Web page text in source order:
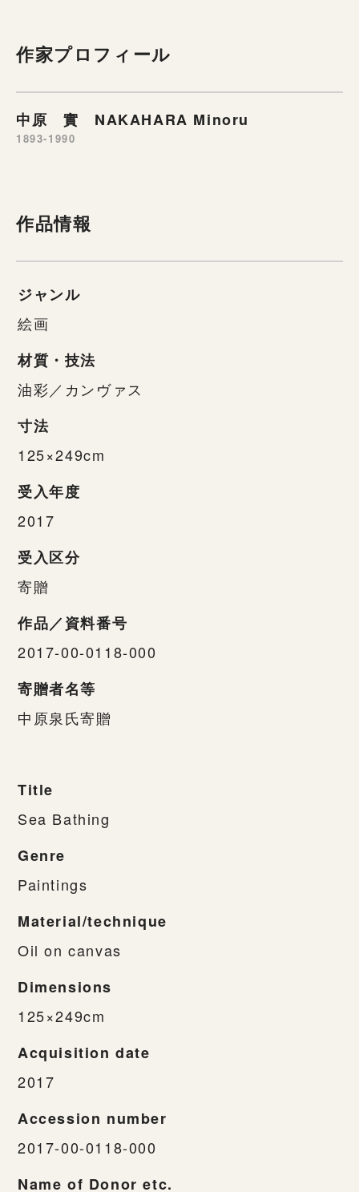
作家プロフィール
中原 實 NAKAHARA Minoru
1893-1990
作品情報
ジャンル
絵画
材質・技法
油彩／カンヴァス
寸法
125×249cm
受入年度
2017
受入区分
寄贈
作品／資料番号
2017-00-0118-000
寄贈者名等
中原泉氏寄贈
Title
Sea Bathing
Genre
Paintings
Material/technique
Oil on canvas
Dimensions
125×249cm
Acquisition date
2017
Accession number
2017-00-0118-000
Name of Donor etc.